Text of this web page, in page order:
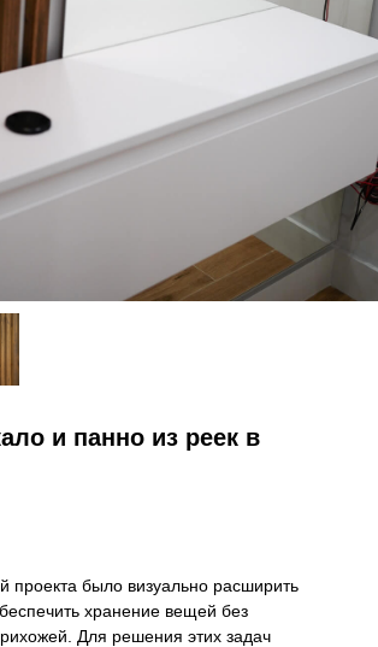
и панно из реек в
проекта было визуально расширить
хранение вещей без
Для решения этих задач